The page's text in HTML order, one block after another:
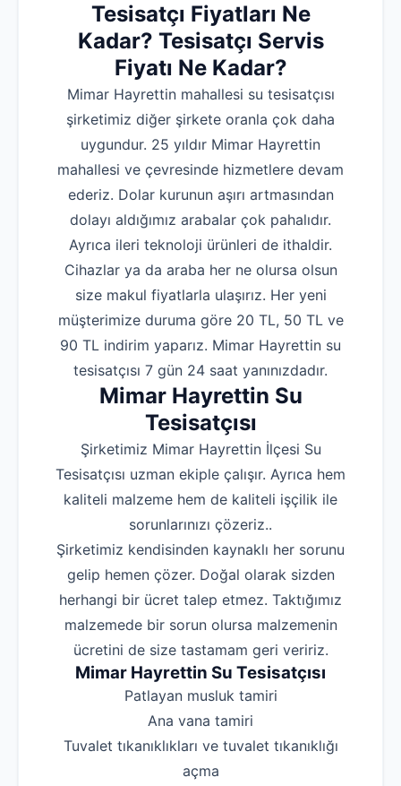
Tesisatçı Fiyatları Ne
Kadar? Tesisatçı Servis
Fiyatı Ne Kadar?
Mimar Hayrettin mahallesi su tesisatçısı
şirketimiz diğer şirkete oranla çok daha
uygundur. 25 yıldır Mimar Hayrettin
mahallesi ve çevresinde hizmetlere devam
ederiz. Dolar kurunun aşırı artmasından
dolayı aldığımız arabalar çok pahalıdır.
Ayrıca ileri teknoloji ürünleri de ithaldir.
Cihazlar ya da araba her ne olursa olsun
size makul fiyatlarla ulaşırız. Her yeni
müşterimize duruma göre 20 TL, 50 TL ve
90 TL indirim yaparız. Mimar Hayrettin su
tesisatçısı 7 gün 24 saat yanınızdadır.
Mimar Hayrettin Su
Tesisatçısı
Şirketimiz Mimar Hayrettin İlçesi Su
Tesisatçısı uzman ekiple çalışır. Ayrıca hem
kaliteli malzeme hem de kaliteli işçilik ile
sorunlarınızı çözeriz..
Şirketimiz kendisinden kaynaklı her sorunu
gelip hemen çözer. Doğal olarak sizden
herhangi bir ücret talep etmez. Taktığımız
malzemede bir sorun olursa malzemenin
ücretini de size tastamam geri veririz.
Mimar Hayrettin Su Tesisatçısı
‌Patlayan musluk tamiri
‌Ana vana tamiri
‌Tuvalet tıkanıklıkları ve tuvalet tıkanıklığı
açma